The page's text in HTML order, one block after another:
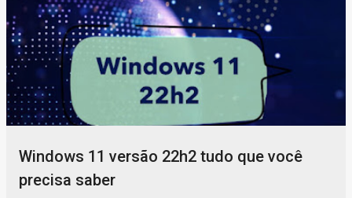
Windows 11 versão 22h2 tudo que você
precisa saber